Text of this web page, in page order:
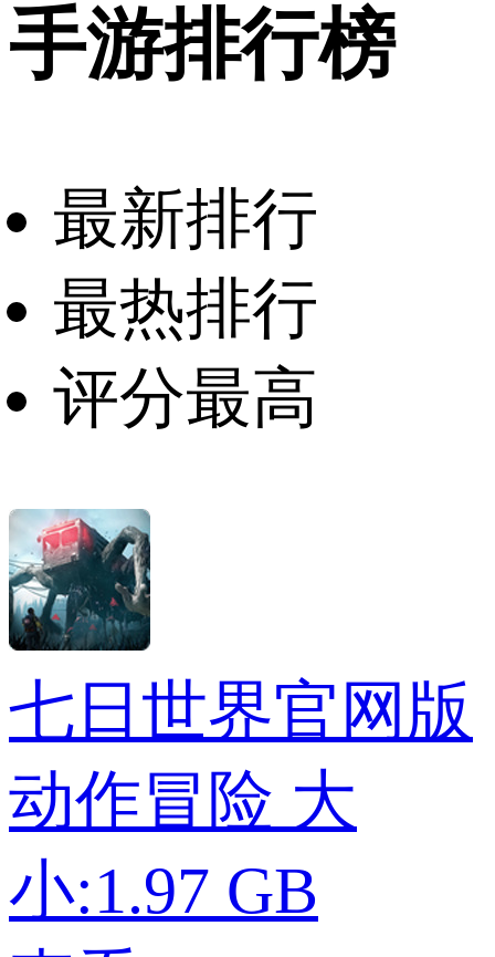
手游排行榜
最新排行
最热排行
评分最高
七日世界官网版
动作冒险 大
小:1.97 GB